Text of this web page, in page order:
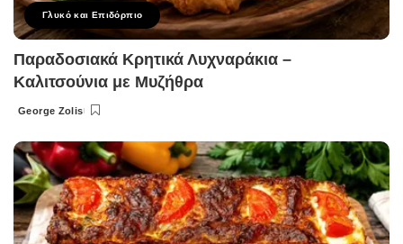
Γλυκό και Επιδόρπιο
Παραδοσιακά Κρητικά Λυχναράκια –
Καλιτσούνια με Μυζήθρα
Posted
George Zolis